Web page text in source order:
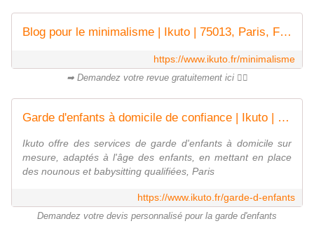
Blog pour le minimalisme | Ikuto | 75013, Paris, France
https://www.ikuto.fr/minimalisme
➡ Demandez votre revue gratuitement ici 👌🏻
Garde d'enfants à domicile de confiance | Ikuto | Paris - France
Ikuto offre des services de garde d'enfants à domicile sur
mesure, adaptés à l'âge des enfants, en mettant en place
des nounous et babysitting qualifiées, Paris
https://www.ikuto.fr/garde-d-enfants
Demandez votre devis personnalisé pour la garde d'enfants